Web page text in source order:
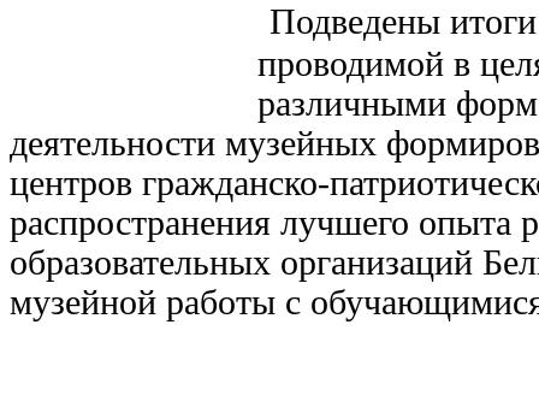
Подведены
проводимой в
различными
деятельности музейных
центров гражданско-
распространения лучшего опыта
образовательных организаций
музейной работы с